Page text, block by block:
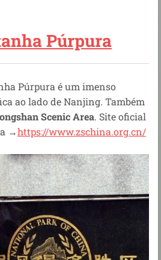
Púrpura
Púrpura é um imenso
ao lado de Nanjing. Também
Scenic Area. Site oficial
→https://www.zschina.org.cn/